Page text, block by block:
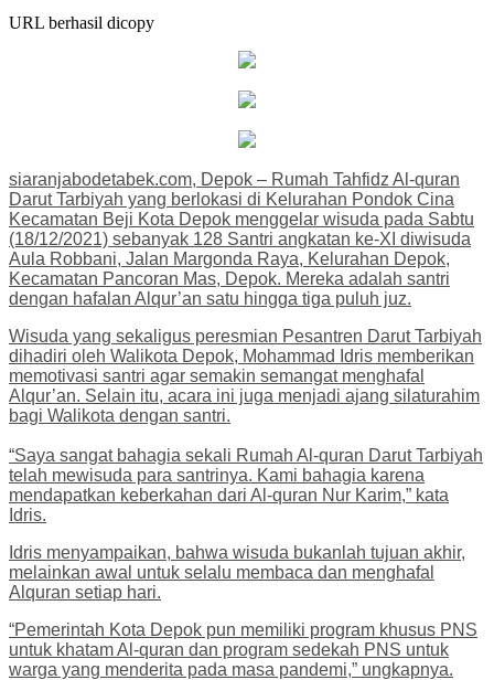
URL berhasil dicopy
siaranjabodetabek.com, Depok – Rumah Tahfidz Al-quran
Darut Tarbiyah yang berlokasi di Kelurahan Pondok Cina
Kecamatan Beji Kota Depok menggelar wisuda pada Sabtu
(18/12/2021) sebanyak 128 Santri angkatan ke-XI diwisuda
Aula Robbani, Jalan Margonda Raya, Kelurahan Depok,
Kecamatan Pancoran Mas, Depok. Mereka adalah santri
dengan hafalan Alqur’an satu hingga tiga puluh juz.
Wisuda yang sekaligus peresmian Pesantren Darut Tarbiyah
dihadiri oleh Walikota Depok, Mohammad Idris memberikan
memotivasi santri agar semakin semangat menghafal
Alqur’an. Selain itu, acara ini juga menjadi ajang silaturahim
bagi Walikota dengan santri.
“Saya sangat bahagia sekali Rumah Al-quran Darut Tarbiyah
telah mewisuda para santrinya. Kami bahagia karena
mendapatkan keberkahan dari Al-quran Nur Karim,” kata
Idris.
Idris menyampaikan, bahwa wisuda bukanlah tujuan akhir,
melainkan awal untuk selalu membaca dan menghafal
Alquran setiap hari.
“Pemerintah Kota Depok pun memiliki program khusus PNS
untuk khatam Al-quran dan program sedekah PNS untuk
warga yang menderita pada masa pandemi,” ungkapnya.